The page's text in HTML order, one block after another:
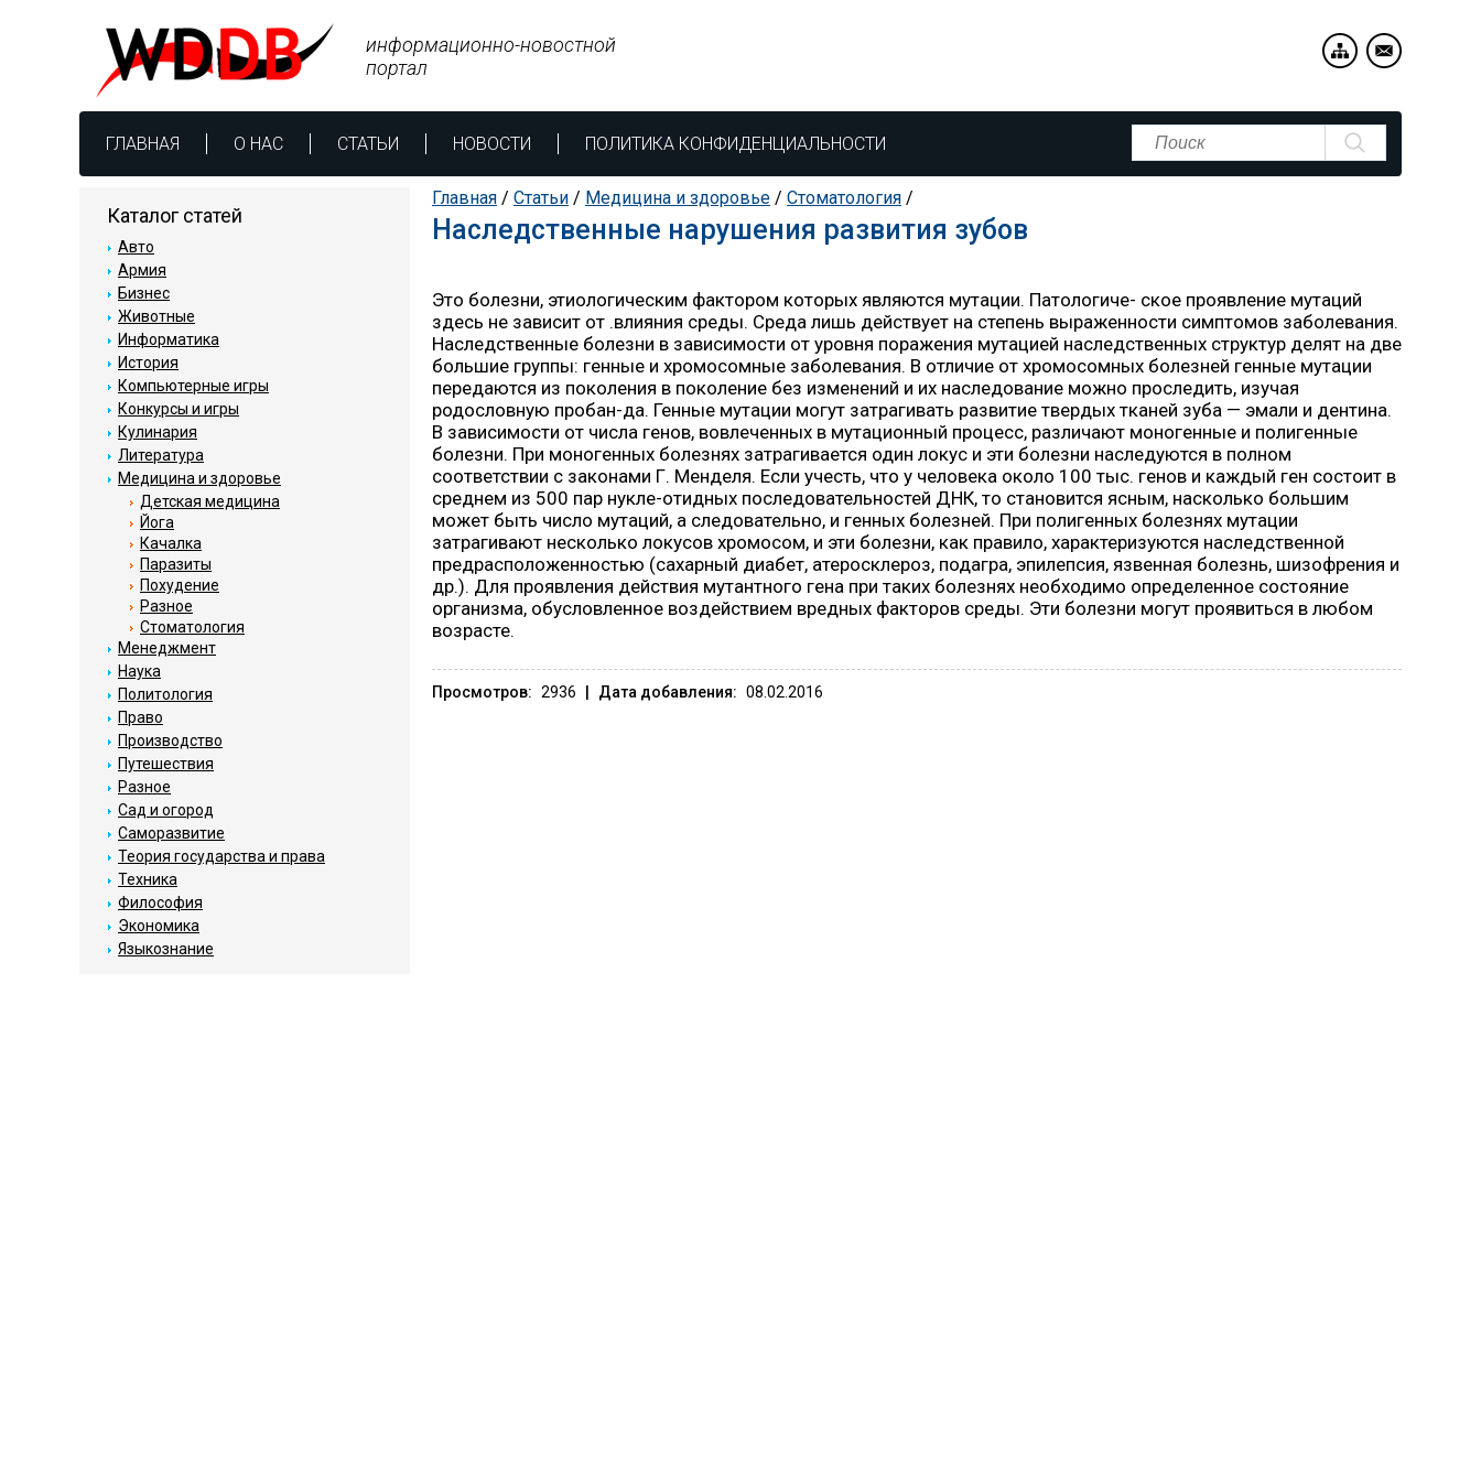
ГЛАВНАЯ О НАС СТАТЬИ НОВОСТИ ПОЛИТИКА КОНФИДЕНЦИАЛЬНОСТИ
информационно-новостной
портал
Главная / Статьи / Медицина и здоровье / Стоматология /
Наследственные нарушения развития зубов
Это болезни, этиологическим фактором которых являются мутации. Патологиче- ское проявление мутаций
здесь не зависит от .влияния среды. Среда лишь действует на степень выраженности симптомов заболевания.
Наследственные болезни в зависимости от уровня поражения мутацией наследственных структур делят на две
большие группы: генные и хромосомные заболевания. В отличие от хромосомных болезней генные мутации
передаются из поколения в поколение без изменений и их наследование можно проследить, изучая
родословную пробан-да. Генные мутации могут затрагивать развитие твердых тканей зуба — эмали и дентина.
В зависимости от числа генов, вовлеченных в мутационный процесс, различают моногенные и полигенные
болезни. При моногенных болезнях затрагивается один локус и эти болезни наследуются в полном
соответствии с законами Г. Менделя. Если учесть, что у человека около 100 тыс. генов и каждый ген состоит в
среднем из 500 пар нукле-отидных последовательностей ДНК, то становится ясным, насколько большим
может быть число мутаций, а следовательно, и генных болезней. При полигенных болезнях мутации
затрагивают несколько локусов хромосом, и эти болезни, как правило, характеризуются наследственной
предрасположенностью (сахарный диабет, атеросклероз, подагра, эпилепсия, язвенная болезнь, шизофрения и
др.). Для проявления действия мутантного гена при таких болезнях необходимо определенное состояние
организма, обусловленное воздействием вредных факторов среды. Эти болезни могут проявиться в любом
возрасте.
Просмотров: 2936 Дата добавления: 08.02.2016
Каталог статей
Авто
Армия
Бизнес
Животные
Информатика
История
Компьютерные игры
Конкурсы и игры
Кулинария
Литература
Медицина и здоровье
Детская медицина
Йога
Качалка
Паразиты
Похудение
Разное
Стоматология
Менеджмент
Наука
Политология
Право
Производство
Путешествия
Разное
Сад и огород
Саморазвитие
Теория государства и права
Техника
Философия
Экономика
Языкознание